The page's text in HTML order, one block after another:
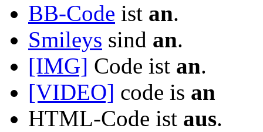
BB-Code ist an.
Smileys sind an.
[IMG] Code ist an.
[VIDEO] code is an
HTML-Code ist aus.